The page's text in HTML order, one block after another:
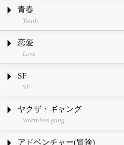
青春
Youth
恋愛
Love
SF
SF
ヤクザ・ギャング
Worthless gang
アドベンチャー(冒険)